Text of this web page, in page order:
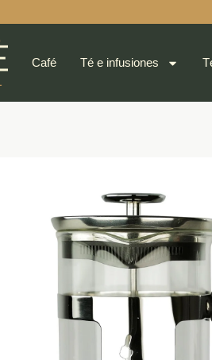
Café Té e infusiones